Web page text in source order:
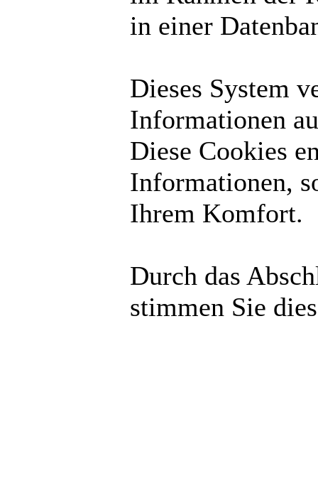
in einer
Dieses System
Informationen
Diese Cookies
Informationen,
Ihrem Komfort.
Durch das
stimmen Sie